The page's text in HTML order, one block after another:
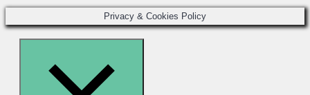
Privacy & Cookies Policy